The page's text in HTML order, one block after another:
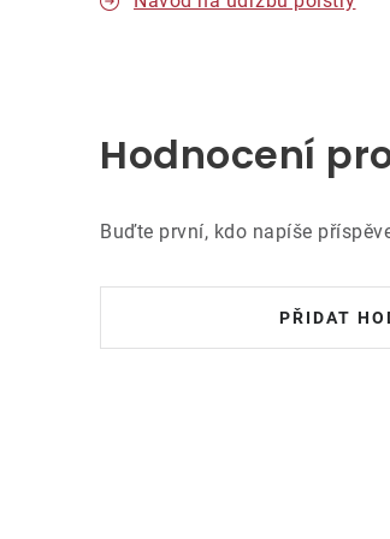
Hodnocení
Buďte první, kdo napíše
PŘIDAT